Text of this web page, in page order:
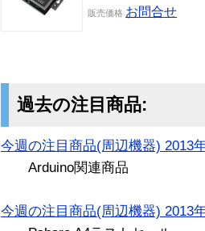
販売価格 お問合せ
過去の注目商品:
今週の注目商品(周辺機器) 2013
Arduino関連商品
今週の注目商品(周辺機器) 2013